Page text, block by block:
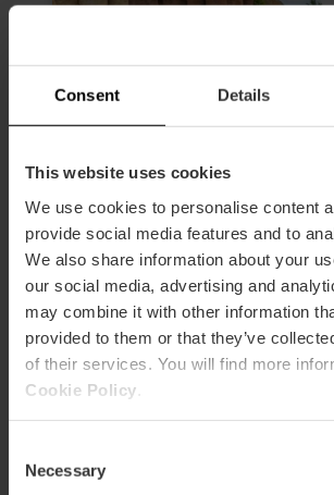
Consent Details
This website uses cookies
We use cookies to personalise content
provide social media features and to
We also share information about your
our social media, advertising and
may combine it with other information
provided to them or that they’ve
of their services. You will find more
Cookie Policy
Selection
Necessary
Valencia Tourist Card 72
entrée à Oceanogràfic,
sciences, Hemisfèric et
4.9 - 619 avis
Durée: 72h
Transport